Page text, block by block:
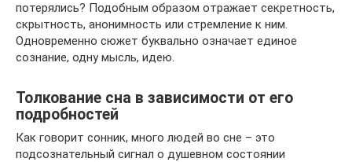
потерялись? Подобным образом отражает секретность,
скрытность, анонимность или стремление к ним.
Одновременно сюжет буквально означает единое
сознание, одну мысль, идею.
Толкование сна в зависимости от его
подробностей
Как говорит сонник, много людей во сне – это
подсознательный сигнал о душевном состоянии